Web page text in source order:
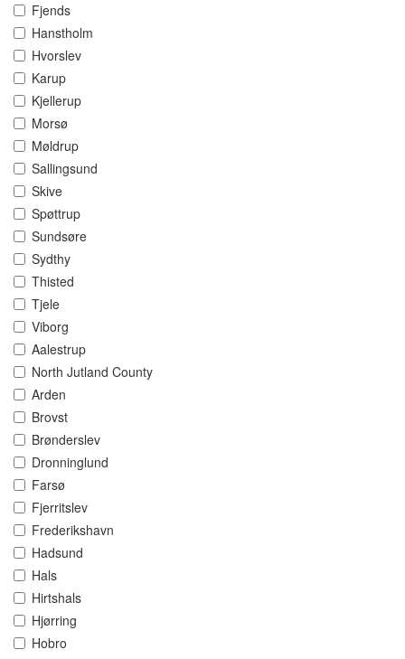
Fjends
Hanstholm
Hvorslev
Karup
Kjellerup
Morsø
Møldrup
Sallingsund
Skive
Spøttrup
Sundsøre
Sydthy
Thisted
Tjele
Viborg
Aalestrup
North Jutland County
Arden
Brovst
Brønderslev
Dronninglund
Farsø
Fjerritslev
Frederikshavn
Hadsund
Hals
Hirtshals
Hjørring
Hobro